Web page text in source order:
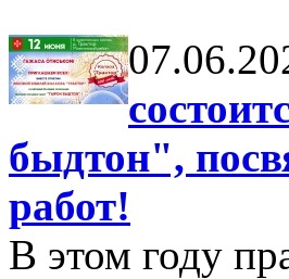
быдтон",
работ!
В этом году